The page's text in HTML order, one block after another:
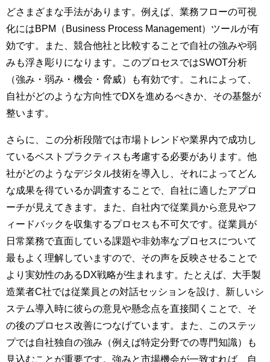
どさまざまな手法があります。例えば、業務フローの可視
化にはBPM（Business Process Management）ツールが有
効です。また、競合他社と比較することで自社の強みや弱
みも浮き彫りになります。このプロセスではSWOT分析
（強み・弱み・機会・脅威）も有効です。これによって、
自社がどのような方向性でDXを進めるべきか、その基盤が
整います。
さらに、この分析段階では市場トレンドや業界内で成功し
ているベストプラクティスも考慮する必要があります。他
社がどのようなデジタル技術を導入し、それによってどん
な成果を得ているか調査することで、自社に適したアプロ
ーチが見えてきます。また、自社内で従業員から意見やフ
ィードバックを収集するプロセスも不可欠です。従業員が
日常業務で直面している課題や非効率なプロセスについて
最もよく理解していますので、その声を反映させることで
より実効性のあるDX戦略が生まれます。たとえば、大手製
造業者C社では従業員との対話セッションを設け、新しいシ
ステム導入時に彼らの意見や懸念点を直接聞くことで、そ
の後のプロセス改善につなげています。また、このステッ
プでは自社独自の強み（例えば特定分野での専門知識）も
見込むことが重要です。強みと市場機会が一致すれば、自